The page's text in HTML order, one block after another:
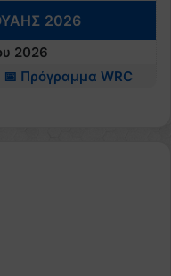
2026
2026
📅 Πρόγραμμα WRC